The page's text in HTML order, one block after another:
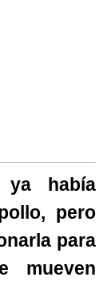
ya había
pero
para
mueven